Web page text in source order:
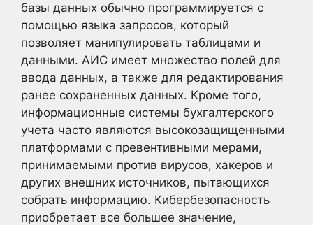
базы данных обычно программируется с
помощью языка запросов, который
позволяет манипулировать таблицами и
данными. АИС имеет множество полей для
ввода данных, а также для редактирования
ранее сохраненных данных. Кроме того,
информационные системы бухгалтерского
учета часто являются высокозащищенными
платформами с превентивными мерами,
принимаемыми против вирусов, хакеров и
других внешних источников, пытающихся
собрать информацию. Кибербезопасность
приобретает все большее значение,